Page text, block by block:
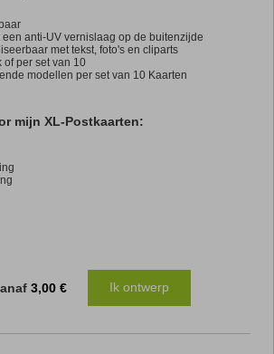
een anti-UV vernislaag op de buitenzijde
met tekst, foto's en cliparts
of per set van 10
modellen per set van 10 Kaarten
mijn XL-Postkaarten:
3,00 € Ik ontwerp